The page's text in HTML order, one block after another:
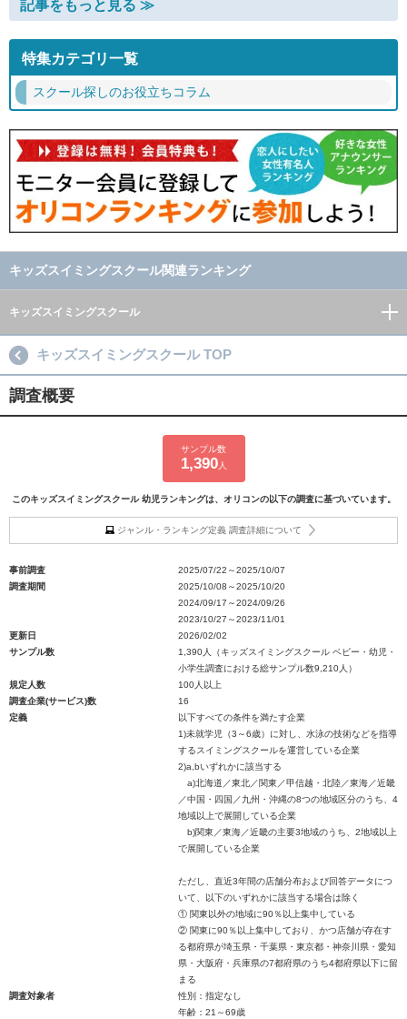
記事をもっと見る ≫
特集カテゴリ一覧
スクール探しのお役立ちコラム
キッズスイミングスクール関連ランキング
キッズスイミングスクール
キッズスイミングスクール TOP
調査概要
サンプル数
1,390人
このキッズスイミングスクール 幼児ランキングは、オリコンの以下の調査に基づいています。
ジャンル・ランキング定義 調査詳細について
事前調査
2025/07/22～2025/10/07
調査期間
2025/10/08～2025/10/20
2024/09/17～2024/09/26
2023/10/27～2023/11/01
更新日
2026/02/02
サンプル数
1,390人（キッズスイミングスクール ベビー・幼児・
小学生調査における総サンプル数9,210人）
規定人数
100人以上
調査企業(サービス)数
16
定義
以下すべての条件を満たす企業
1)未就学児（3～6歳）に対し、水泳の技術などを指導
するスイミングスクールを運営している企業
2)a,bいずれかに該当する
a)北海道／東北／関東／甲信越・北陸／東海／近畿
／中国・四国／九州・沖縄の8つの地域区分のうち、4
地域以上で展開している企業
b)関東／東海／近畿の主要3地域のうち、2地域以上
で展開している企業
ただし、直近3年間の店舗分布および回答データにつ
いて、以下のいずれかに該当する場合は除く
① 関東以外の地域に90％以上集中している
② 関東に90％以上集中しており、かつ店舗が存在す
る都府県が埼玉県・千葉県・東京都・神奈川県・愛知
県・大阪府・兵庫県の7都府県のうち4都府県以下に留
まる
調査対象者
性別：指定なし
年齢：21～69歳